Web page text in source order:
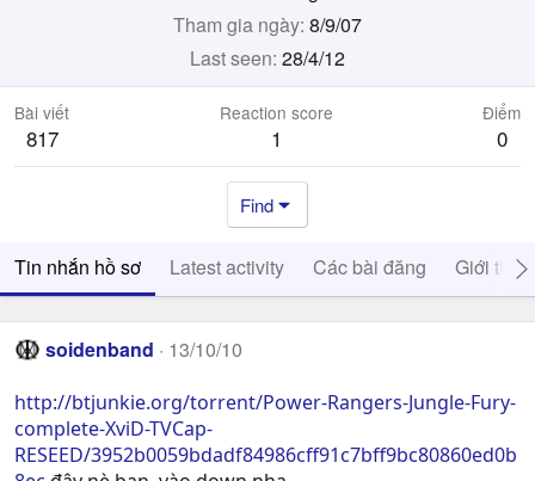
Tham gia ngày 8/9/07
Last seen 28/4/12
Bài viết
817
Reaction score
1
Điểm
0
Find
Tin nhắn hồ sơ Latest activity Các bài đăng Giới thiệu
soidenband 13/10/10
http://btjunkie.org/torrent/Power-Rangers-Jungle-Fury-
complete-XviD-TVCap-
RESEED/3952b0059bdadf84986cff91c7bff9bc80860ed0b